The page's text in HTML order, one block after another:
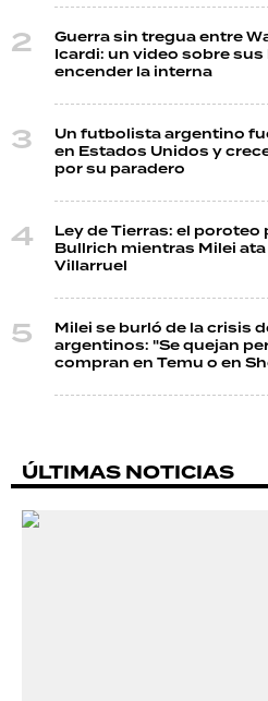
Guerra sin tregua entre
Icardi: un video sobre
encender la interna
Un futbolista argentino
en Estados Unidos y
por su paradero
Ley de Tierras: el poroteo
Bullrich mientras Milei
Villarruel
Milei se burló de la crisis
argentinos: "Se quejan
compran en Temu o en
ÚLTIMAS NOTICIAS